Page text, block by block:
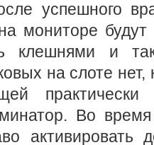
успешного
мониторе
клешнями и
на слоте нет,
Во
активировать